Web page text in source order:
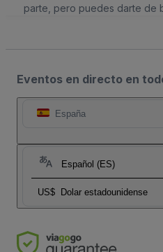
parte, pero puedes darte de
Eventos en directo en
España
Español (ES)
US$ Dolar estadounidense